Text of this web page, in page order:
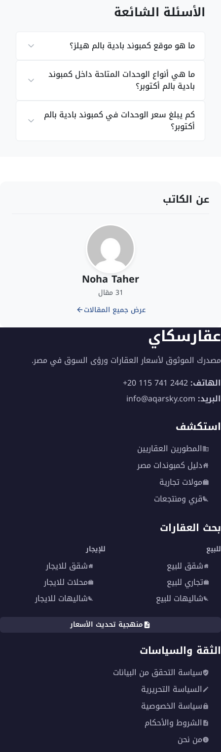
الأسئلة الشائعة
ما هو موقع كمبوند بادية بالم هيلز؟
ما هي أنواع الوحدات المتاحة داخل كمبوند
بادية بالم أكتوبر؟
كم يبلغ سعر الوحدات في كمبوند بادية بالم
أكتوبر؟
عن الكاتب
Noha Taher
31 مقال
عرض جميع المقالات
عقارسكاي
مصدرك الموثوق لأسعار العقارات ورؤى السوق في مصر.
الهاتف:+20 115 741 2442
البريد: info@aqarsky.com
استكشف
المطورين العقاريين
دليل كمبوندات مصر
مولات تجارية
قري ومنتجعات
بحث العقارات
للبيع
شقق للبيع
تجاري للبيع
شاليهات للبيع
للإيجار
شقق للايجار
محلات للايجار
شاليهات للايجار
منهجية تحديث الأسعار
الثقة والسياسات
سياسة التحقق من البيانات
السياسة التحريرية
سياسة الخصوصية
الشروط والأحكام
من نحن